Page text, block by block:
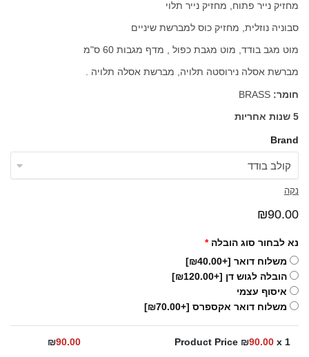
מחזיק נייר פתוח, מחזיק נייר תלוי
סבוניה נוזלית, מחזיק כוס למברשת שיניים
מוט מגב בודד, מוט מגבת כפול , מדף מגבות 60 ס"מ
מברשת אסלה נירוסטה תלויה, מברשת אסלה תלויה .
חומר:
5 שנות אחריות
Brand
נקה
₪90.00
נא לבחור סוג הובלה *
משלוח דואר [+₪40.00]
הובלה לגוש דן [+₪120.00]
איסוף עצמי
משלוח דואר אקספרס [+₪70.00]
Product Price ₪90.00 x 1
₪90.00